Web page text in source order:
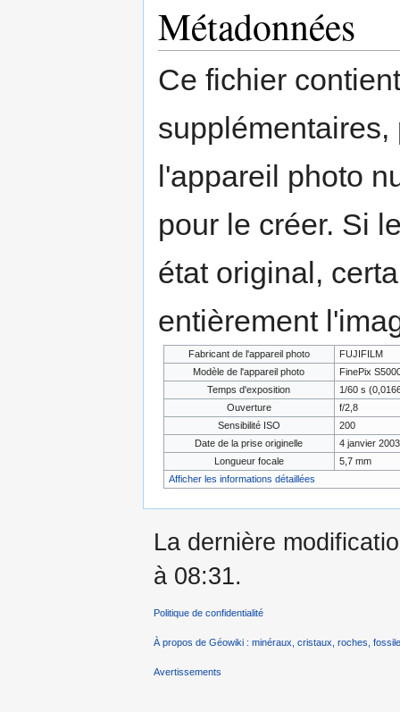
Métadonnées
Ce fichier
l'appareil photo
pour le créer. Si
état original,
entièrement
Fabricant de l'appareil photo
FUJIFILM
Modèle de l'appareil photo
FinePix
Temps d'exposition
1/60 s
Ouverture
f/2,8
Sensibilité ISO
200
Date de la prise originelle
4 janvier
Longueur focale
5,7 mm
Afficher les informations détaillées
La dernière
à 08:31.
Politique de confidentialité
À propos de Géowiki : minéraux, cristaux, roches,
Avertissements